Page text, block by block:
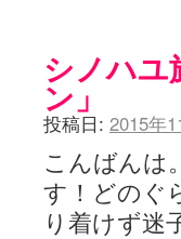
シノハ
ン」
投稿日: 2015年
こんばんは
す！どのぐ
り着けず迷